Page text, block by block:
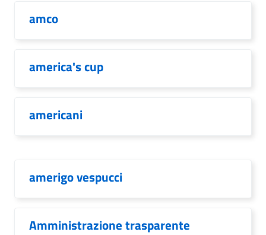
amco
america's cup
americani
amerigo vespucci
Amministrazione trasparente